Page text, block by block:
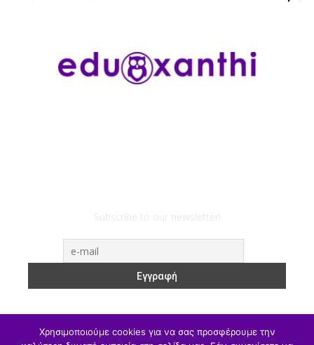
Χρησιμοποιούμε cookies για να σας προσφέρουμε την